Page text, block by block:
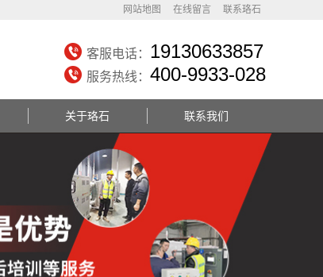
网站地图 在线留言 联系珞石
客服电话： 19130633857
服务热线： 400-9933-028
关于珞石 联系我们